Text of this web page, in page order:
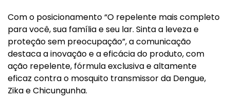
Com o posicionamento “O repelente mais completo
para você, sua família e seu lar. Sinta a leveza e
proteção sem preocupação”, a comunicação
destaca a inovação e a eficácia do produto, com
ação repelente, fórmula exclusiva e altamente
eficaz contra o mosquito transmissor da Dengue,
Zika e Chicungunha.